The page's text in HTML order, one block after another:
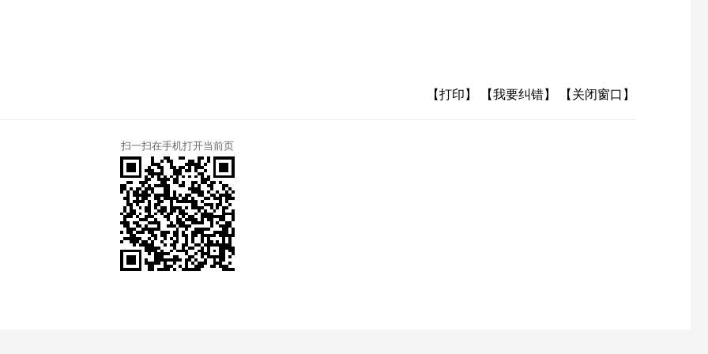
【打印】 【我要纠错】 【关闭窗口】
扫一扫在手机打开当前页